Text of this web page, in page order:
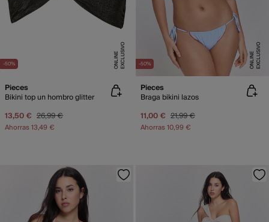
-50% E
X
C
L
U
SI
V
O
O
N
LI
N
E
Pieces
Bikini top un hombro glitter
13,50 € 26,99 €
Ahorras13,49 €
-50% E
X
C
L
U
SI
V
O
O
N
LI
N
E
Pieces
Braga bikini lazos
11,00 € 21,99 €
Ahorras10,99 €